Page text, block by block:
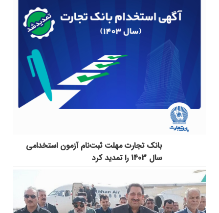
بانک تجارت مهلت ثبت‌نام آزمون استخدامی
سال 1403 را تمدید کرد